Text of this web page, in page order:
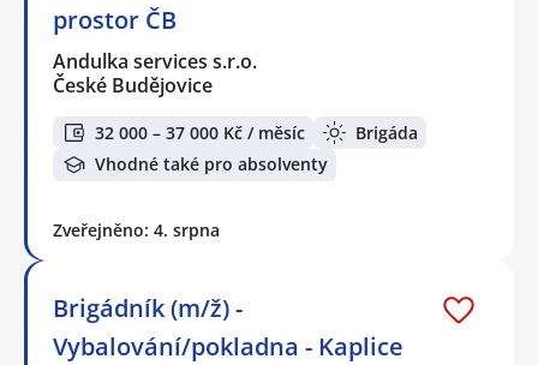
prostor ČB
Andulka services s.r.o.
České Budějovice
32 000 – 37 000 Kč / měsíc
Brigáda
Vhodné také pro absolventy
Zveřejněno: 4. srpna
Brigádník (m/ž) -
Vybalování/pokladna - Kaplice